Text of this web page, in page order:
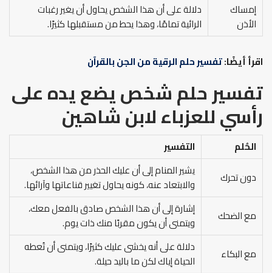
إمساك
الأذن
دلالة على أن هذا الشخص يحاول أن يغير رغبات
الرائية تمامًا، وهذا يحط من مستقبلها كثيرًا.
اقرأ أيضًا:تفسير حلم الرقية من الجن بالقرآن
تفسير حلم شخص يضع يده على
رأسيللعزباءلابن شاهين
الحُلم
التفسير
دون تحرك
يشير المنام إلى أن عليك الحذر من هذا الشخص،
والابتعاد عنه، كونه يحاول تغيير قناعاتها وآرائها.
مع الضحك
إشارة إلى أن هذا الشخص صادق بالفعل معك،
ويتمنى أن يكون مقربًا منك ذات يوم.
مع البكاء
دلالة على أنه يخشى عليك كثيرًا، ويتمنى أن تُعطه
الحياة إياك لكن ما باليد حيلة.